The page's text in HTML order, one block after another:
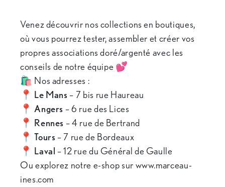
Venez découvrir nos collections en boutiques,
où vous pourrez tester, assembler et créer vos
propres associations doré/argenté avec les
conseils de notre équipe 💕
🛍 Nos adresses :
📍 Le Mans – 7 bis rue Haureau
📍Angers – 6 rue des Lices
📍 Rennes – 4 rue de Bertrand
📍Tours – 7 rue de Bordeaux
📍 Laval – 12 rue du Général de Gaulle
Ou explorez notre e-shop sur www.marceau-
ines.com